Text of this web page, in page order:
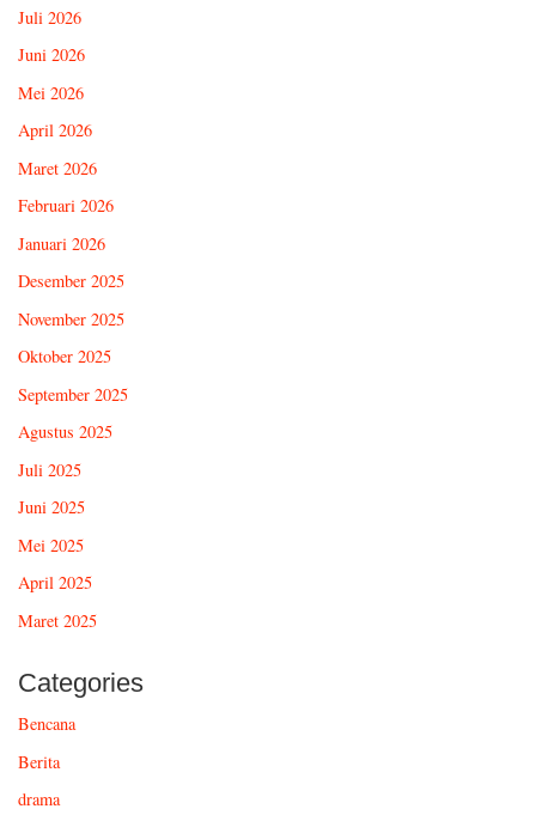
Juli 2026
Juni 2026
Mei 2026
April 2026
Maret 2026
Februari 2026
Januari 2026
Desember 2025
November 2025
Oktober 2025
September 2025
Agustus 2025
Juli 2025
Juni 2025
Mei 2025
April 2025
Maret 2025
Categories
Bencana
Berita
drama